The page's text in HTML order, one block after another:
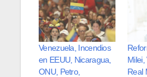
Venezuela, Incendios
en EEUU, Nicaragua,
ONU, Petro,
Milei,
Real